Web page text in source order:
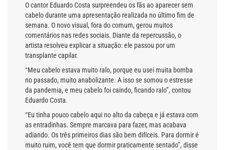
O cantor Eduardo Costa surpreendeu os fãs ao aparecer sem
cabelo durante uma apresentação realizada no último fim de
semana. O novo visual, fora do comum, gerou muitos
comentários nas redes sociais. Diante da repercussão, o
artista resolveu explicar a situação: ele passou por um
transplante capilar.
“Meu cabelo estava muito ralo, porque eu usei muita bomba
no passado, muito anabolizante. A isso se somou o estresse
da pandemia, e meu cabelo foi caindo, ficando ralo”, contou
Eduardo Costa.
“Eu tinha pouco cabelo aqui no alto da cabeça e já estava com
as entradinhas. Sempre marcava para fazer, mas acabava
adiando. Os três primeiros dias são bem difíceis. Para dormir é
muito ruim, você tem que dormir praticamente sentado”, disse